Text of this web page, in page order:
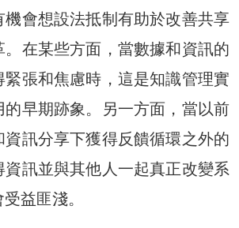
會想設法抵制有助於改善共享
。在某些方面，當數據和資訊的
張和焦慮時，這是知識管理實
的早期跡象。另一方面，當以前
訊分享下獲得反饋循環之外的
資訊並與其他人一起真正改變系
益匪淺。